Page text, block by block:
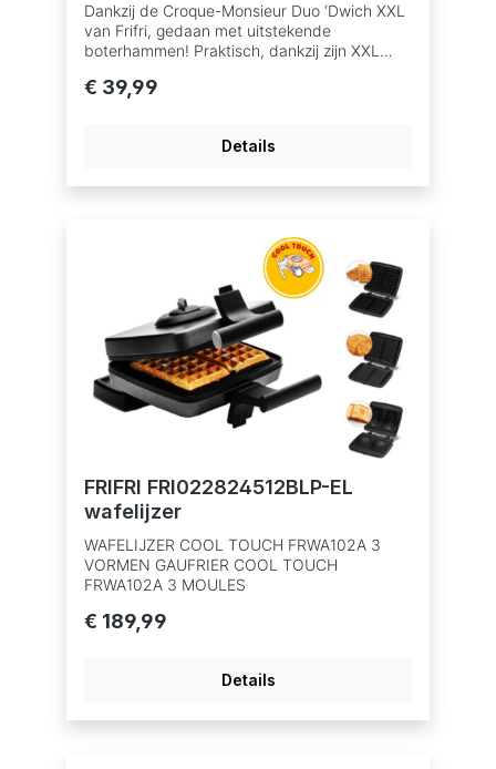
Dankzij de Croque-Monsieur Duo ‘Dwich XXL
van Frifri, gedaan met uitstekende
boterhammen! Praktisch, dankzij zijn XXL
opberging, zal dit toestel uw leven
maaltijd uit het vuistje. DE Croque-Monsieur
markt!!!
€ 39,99
Details
FRIFRI FRI022824512BLP-EL
wafelijzer
WAFELIJZER COOL TOUCH FRWA102A 3
VORMEN GAUFRIER COOL TOUCH
FRWA102A 3 MOULES
€ 189,99
Details